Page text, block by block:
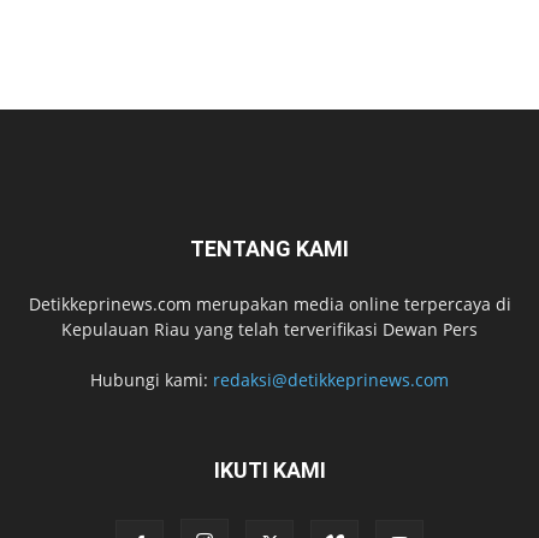
TENTANG KAMI
Detikkeprinews.com merupakan media online terpercaya di
Kepulauan Riau yang telah terverifikasi Dewan Pers
Hubungi kami: redaksi@detikkeprinews.com
IKUTI KAMI